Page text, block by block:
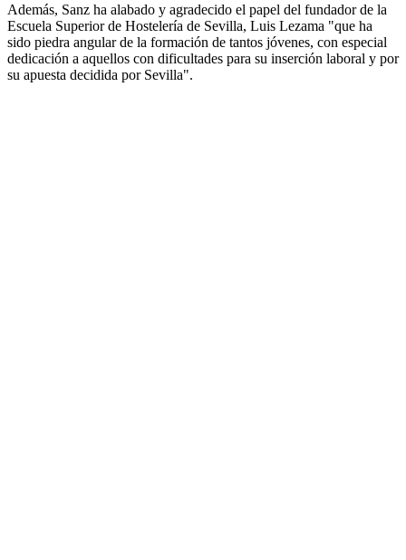
Además, Sanz ha alabado y agradecido el papel del fundador de la
Escuela Superior de Hostelería de Sevilla, Luis Lezama "que ha
sido piedra angular de la formación de tantos jóvenes, con especial
dedicación a aquellos con dificultades para su inserción laboral y por
su apuesta decidida por Sevilla".